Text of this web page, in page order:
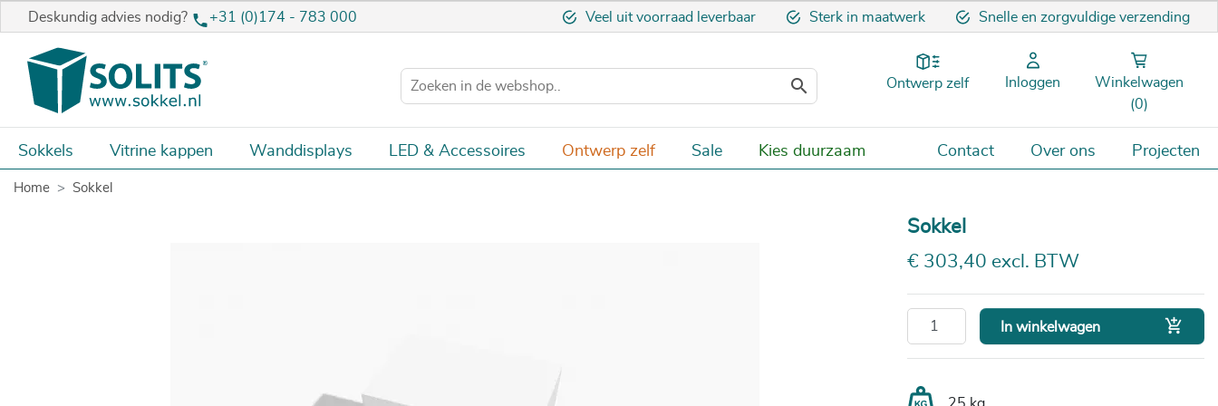
Deskundig advies nodig? +31 (0)174 - 783 000 Veel uit voorraad leverbaar Sterk in maatwerk Snelle en zorgvuldige verzending
 Ontwerp zelf Inloggen
Winkelwagen
(0)
Sokkels Vitrine kappen Wanddisplays LED & Accessoires Ontwerp zelf Sale Projecten
Over ons
Contact
Kies duurzaam
Home Sokkel
Sokkel
€ 303,40 excl. BTW
In winkelwagen 